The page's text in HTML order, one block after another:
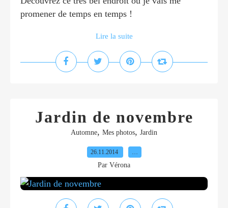
promener de temps en temps !
Lire la suite
Jardin de novembre
Automne, Mes photos, Jardin
26.11.2014 …
Par Vérona